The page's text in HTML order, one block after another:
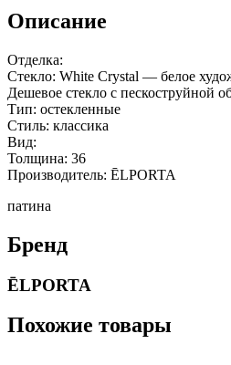
Описание
Отделка:
Стекло: White Сrystal — белое
Дешевое стекло с пескоструйной
Тип: остекленные
Стиль: классика
Вид:
Толщина: 36
Производитель: ĒLPORTA
патина
Бренд
ĒLPORTA
Похожие товары